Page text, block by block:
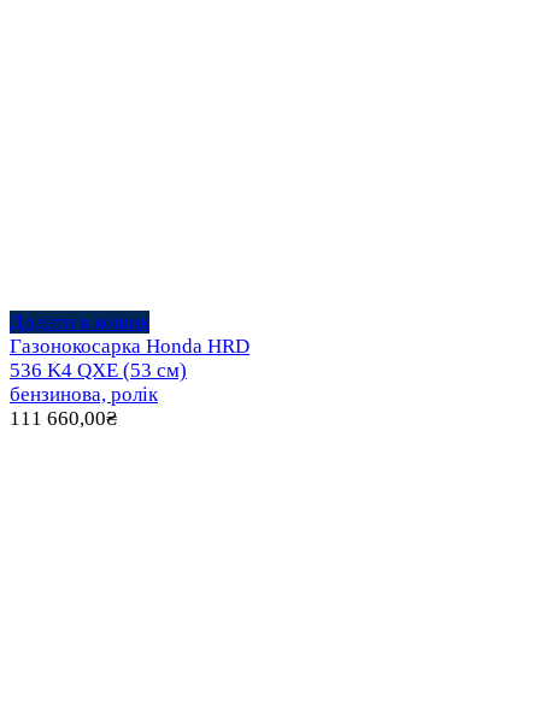
Додати в кошик
Газонокосарка Honda HRD
536 K4 QXE (53 см)
бензинова, ролік
111 660,00₴